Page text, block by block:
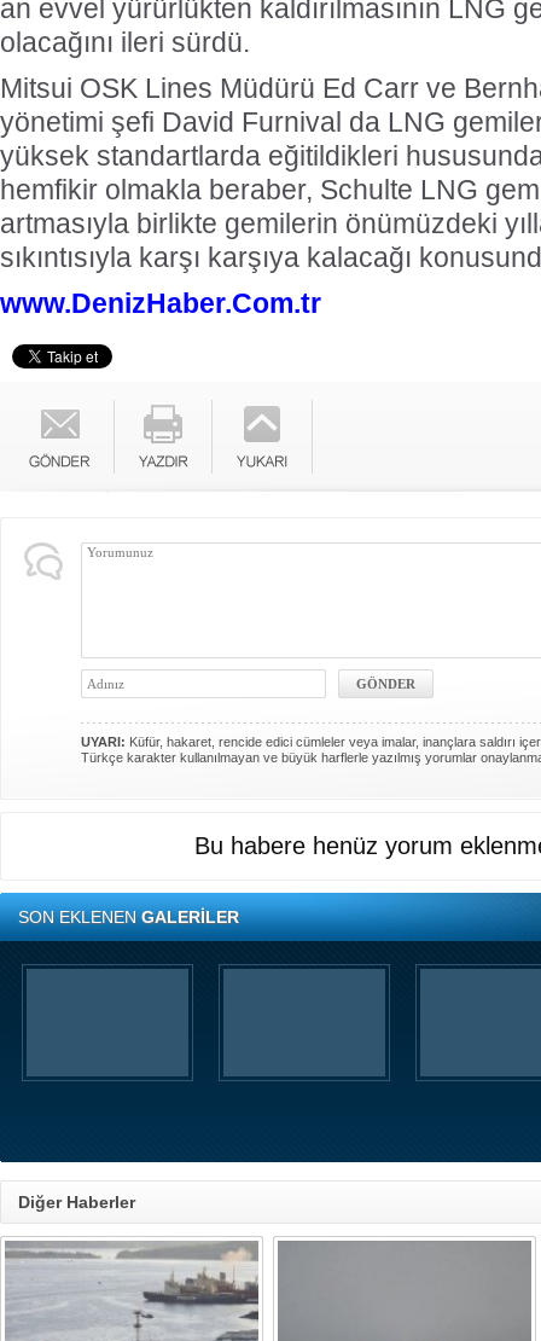
an evvel yürürlükten kaldırılmasının LNG
olacağını ileri sürdü.
Mitsui OSK Lines Müdürü Ed Carr ve
yönetimi şefi David Furnival da LNG
yüksek standartlarda eğitildikleri
hemfikir olmakla beraber, Schulte LNG
artmasıyla birlikte gemilerin önümüzdeki
sıkıntısıyla karşı karşıya kalacağı
www.DenizHaber.Com.tr
UYARI: Küfür, hakaret, rencide edici cümleler veya imalar, inançlara saldırı
Türkçe karakter kullanılmayan ve büyük harflerle yazılmış yorumlar
Bu habere henüz yorum
SON EKLENENGALERİLER
Diğer Haberler